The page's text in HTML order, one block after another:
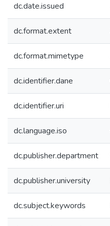
dc.date.issued
dc.format.extent
dc.format.mimetype
dc.identifier.dane
dc.identifier.uri
dc.language.iso
dc.publisher.department
dc.publisher.university
dc.subject.keywords